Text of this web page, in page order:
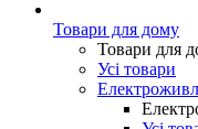
Товари для дому
Товари для
Усі товари